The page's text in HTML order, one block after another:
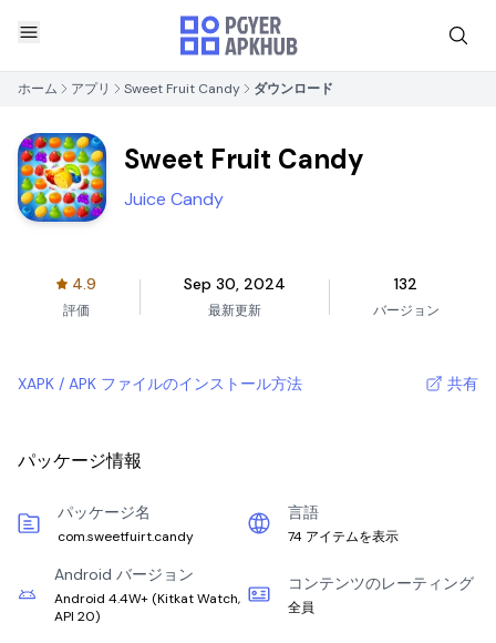
ホーム アプリ Sweet Fruit Candy ダウンロード
Sweet Fruit Candy
Juice Candy
4.9
評価
Sep 30, 2024
最新更新
132
バージョン
XAPK / APK ファイルのインストール方法 共有
パッケージ情報
パッケージ名
com.sweetfuirt.candy
言語
74 アイテムを表示
Android バージョン
Android 4.4W+(Kitkat Watch,
API 20)
コンテンツのレーティング
全員